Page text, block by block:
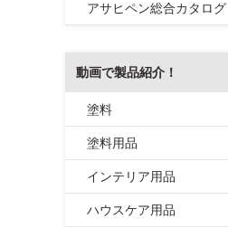
アサヒペン総合カタログ
動画で製品紹介！
塗料
塗料用品
インテリア用品
ハウスケア用品